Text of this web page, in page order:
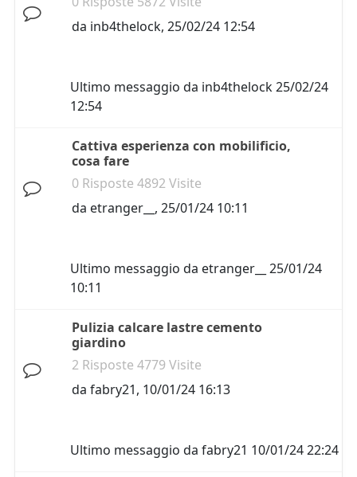
da inb4thelock, 25/02/24 12:54
Ultimo messaggio da inb4thelock25/02/24
12:54
Cattiva esperienza con mobilificio,
cosa fare
0 Risposte 4892 Visite
da etranger__ , 25/01/24 10:11
Ultimo messaggio da etranger__
25/01/24
10:11
Pulizia calcare lastre cemento
giardino
2 Risposte 4779 Visite
da fabry21, 10/01/24 16:13
Ultimo messaggio da fabry21 10/01/24 22:24